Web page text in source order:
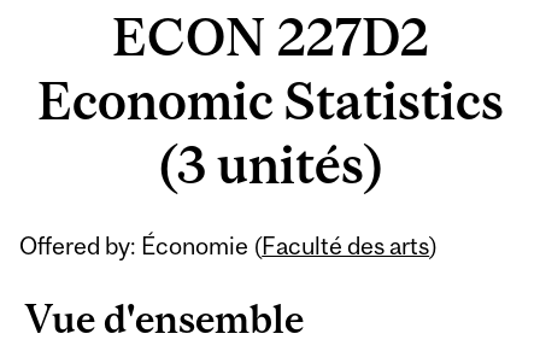
ECON 227D2
Economic Statistics
(3 unités)
Offered by: Économie (Faculté des arts)
Vue d'ensemble
Related